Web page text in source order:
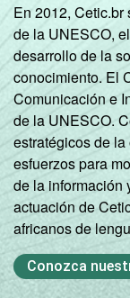
COM
À
Fonte:
En 2012,
de la UNESCO,
desarrollo de la
conocimiento. El
Comunicación e
de la UNESCO.
estratégicos de
esfuerzos para
de la información
actuación de
africanos de
Conozca